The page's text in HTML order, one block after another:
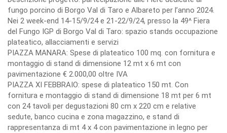
fungo porcino di Borgo Val di Taro e Albareto per l’anno 2024.
Nei 2 week-end 14-15/9/24 e 21-22/9/24, presso la 49^ Fiera
del Fungo IGP di Borgo Val di Taro: spazio stands occupazione
plateatico, allacciamenti e servizi
PIAZZA MANARA: Spese di plateatico 100 mq. con fornitura e
montaggio di stand di dimensione 12 mt x 6 mt con
pavimentazione € 2.000,00 oltre IVA
PIAZZA XI FEBBRAIO: spese di plateatico 150 mt. Con
fornitura e montaggio di stand di dimensione 18 mt per 6 mt
con 24 tavoli per degustazioni 80 cm x 220 cm e relative
sedute, banco cucina e zona magazzino, e stand di
rappresentanza di mt 4 x 4 con pavimentazione in legno per